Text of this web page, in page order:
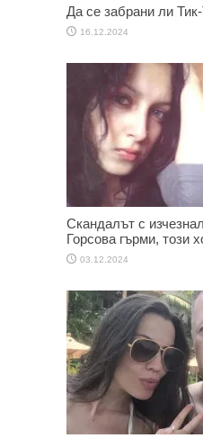
Да се забрани ли
16.12.2024
Скандалът с
Горсова гърми, този
03.12.2024